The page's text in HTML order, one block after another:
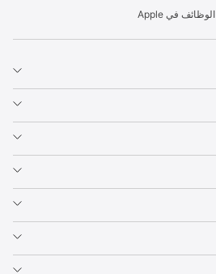
الوظائف في Apple